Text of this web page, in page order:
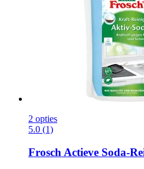
2 opties
5.0 (1)
Frosch Actieve Soda-​